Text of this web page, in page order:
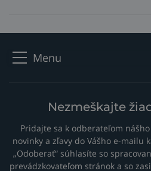
Menu
Nezmeškajte
Pridajte sa k odberateľom
novinky a zľavy do Vášho e-mailu
„Odoberať“ súhlasíte so
prevádzkovateľom stránok a so